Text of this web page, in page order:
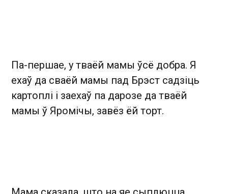
Па-першае, у тваёй мамы ўсё добра. Я
ехаў да сваёй мамы пад Брэст садзіць
картоплі і заехаў па дарозе да тваёй
мамы ў Яромічы, завёз ёй торт.